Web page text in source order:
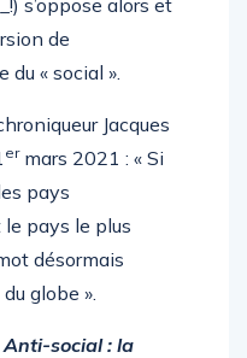
s’oppose alors et
de
« social ».
Jacques
ermars 2021 : « Si
pays
pays le plus
désormais
globe ».
Anti-social : la